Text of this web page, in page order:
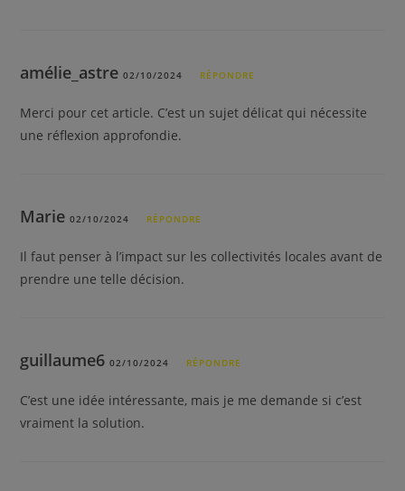
amélie_astre02/10/2024 RÉPONDRE
Merci pour cet article. C’est un sujet délicat qui nécessite
une réflexion approfondie.
Marie02/10/2024 RÉPONDRE
Il faut penser à l’impact sur les collectivités locales avant de
prendre une telle décision.
guillaume602/10/2024 RÉPONDRE
C’est une idée intéressante, mais je me demande si c’est
vraiment la solution.